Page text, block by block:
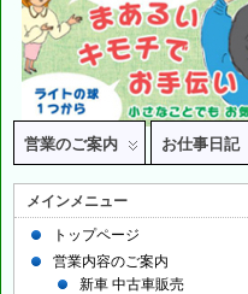
営業のご案内 お仕事日記
メインメニュー
トップページ
営業内容のご案内
新車 中古車販売